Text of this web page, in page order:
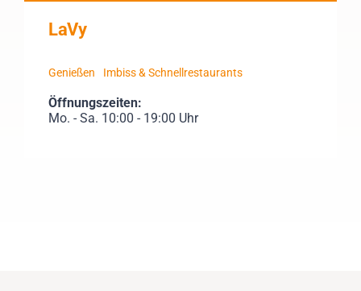
LaVy
Genießen Imbiss & Schnellrestaurants
Öffnungszeiten:
Mo. - Sa. 10:00 - 19:00 Uhr